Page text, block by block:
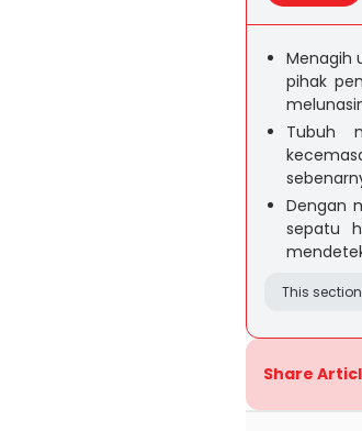
Menagih
pihak
Tubuh
Dengan
sepatu
This
Share